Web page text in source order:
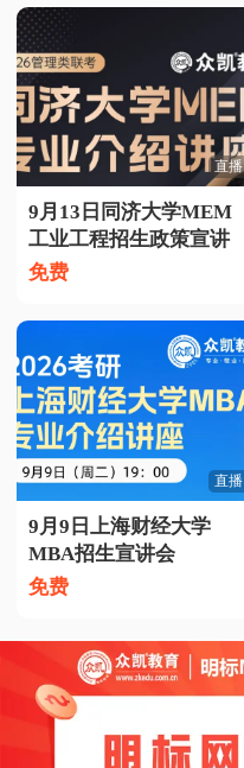
直播
9月13日同济大学MEM
工业工程招生政策宣讲
免费
直播
9月9日上海财经大学
MBA招生宣讲会
免费